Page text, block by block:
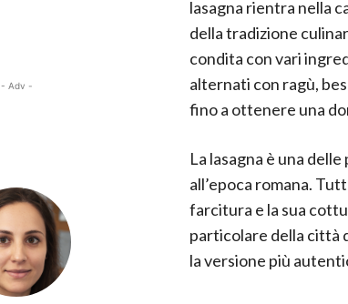
- Adv -
lasagna rientra nella
della tradizione
condita con vari
alternati con ragù,
fino a ottenere una
La lasagna è una
all’epoca romana.
farcitura e la sua
particolare della città
la versione più